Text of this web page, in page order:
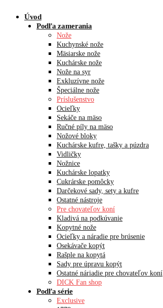
Úvod
Podľa zamerania
Nože
Kuchynské nože
Mäsiarske nože
Kuchárske nože
Nože na syr
Exkluzívne nože
Špeciálne nože
Príslušenstvo
Ocieľky
Sekáče na mäso
Ručné píly na mäso
Nožové bloky
Kuchárske kufre, tašky a púzdra
Vidličky
Nožnice
Kuchárske lopatky
Cukrárske pomôcky
Darčekové sady, sety a kufre
Ostatné nástroje
Pre chovateľov koní
Kladivá na podkúvanie
Kopytné nože
Ocieľky a náradie pre brúsenie
Osekávače kopýt
Rašple na kopytá
Sady pre úpravu kopýt
Ostatné náriadie pre chovateľov koní
DICK Fan shop
Podľa série
Exclusive